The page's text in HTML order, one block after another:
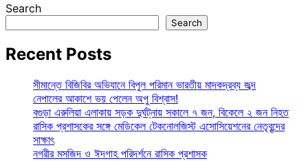
Search
Search
Recent Posts
সীমান্তে বিজিবির অভিযানে বিপুল পরিমান ভারতীয় মাদকদ্রব্য জব্দ
নেপালের আকাশে ভয় পেলেন অপু বিশ্বাস!
বগুড়া এরুলিয়া এলাকায় সড়ক দুর্ঘট্নায় সকালে ৭ জন, বিকেলে ২ জন নিহত
রাসিক প্রশাসকের সঙ্গে মেডিকেল টেকনোলজিস্ট এসোসিয়েশনের নেতৃবৃন্দের
সাক্ষাৎ
নগরীর মসজিদ ও ঈদগাহ পরিদর্শনে রাসিক প্রশাসক